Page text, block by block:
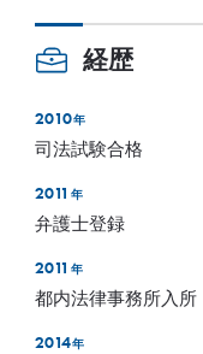
経歴
2010年
司法試験合格
2011 年
弁護士登録
2011 年
都内法律事務所入所
2014年